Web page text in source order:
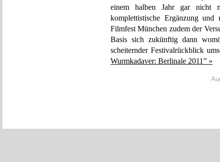
einem halben Jahr gar nicht
komplettistische Ergänzung
Filmfest München zudem der
Basis sich zukünftig dann
scheiternder Festivalrückblick
Wurmkadaver: Berlinale 2011” »